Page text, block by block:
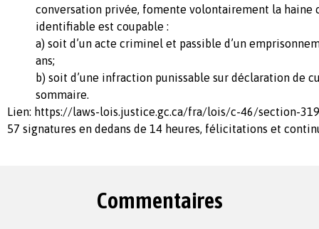
conversation privée, fomente volontairement la haine
identifiable est coupable :
a) soit d’un acte criminel et passible d’un
ans;
b) soit d’une infraction punissable sur déclaration de
sommaire.
Lien: https://laws-lois.justice.gc.ca/fra/lois/c-46/section-
57 signatures en dedans de 14 heures, félicitations et
Commentaires